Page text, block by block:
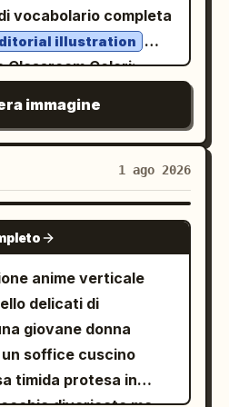
its wings.”
medio del drago
gonfia le guance e
in modo
“It exhales with
only a tiny puff of
Immagine: primo
socchiuso e della
rilascia una piccola
con
feels shy while a
curiously.”
si gratta la testa
un simpatico
utilizza
disegnati a
王榴莲' (Musang
giallo oro,
'金黄绵密 浓香
su un nastro ondulato
scritta inglese
in un formato a
foglie tropicali,
l'aroma del
della polpa, luce
di gusci sullo
vettoriale in stile Q
texture paper-cut a
quantità di grana
vocabolario completa
illustration
Classroom Colori:
#FF6B5C,
#7DD3FC, Dark
Cream
noun
prendere in prestito
two
We borrowed two
to the library (go to
from the library
immagine
1 ago 2026
GPT IMAGE 2
anime verticale
delicati di
giovane donna
soffice cuscino
timida protesa in